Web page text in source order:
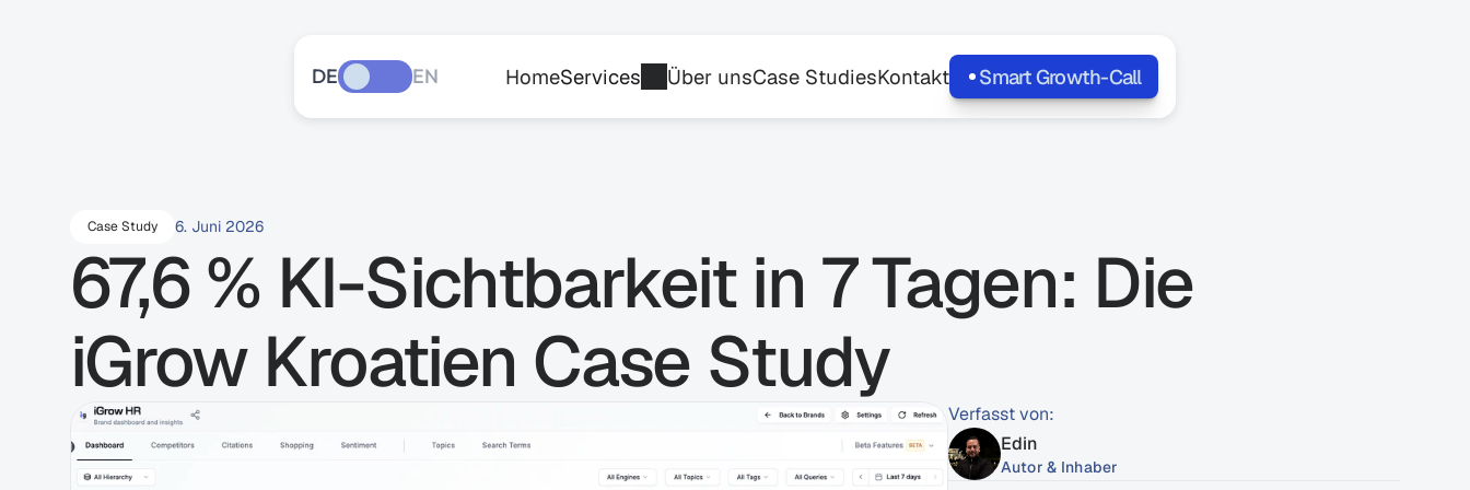
DE EN HomeServices Über unsCase StudiesKontakt Smart Growth-Call
Case Study 6. Juni 2026
67,6 % KI-Sichtbarkeit in 7 Tagen: Die
iGrow Kroatien Case Study
Verfasst von:
Edin
Autor & Inhaber